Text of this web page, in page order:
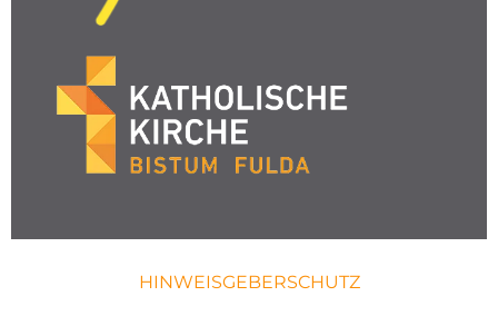
HINWEISGEBERSCHUTZ